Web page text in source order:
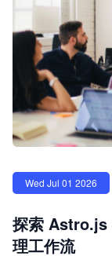
Wed Jul 01 2026
探索 Astro.js
理工作流